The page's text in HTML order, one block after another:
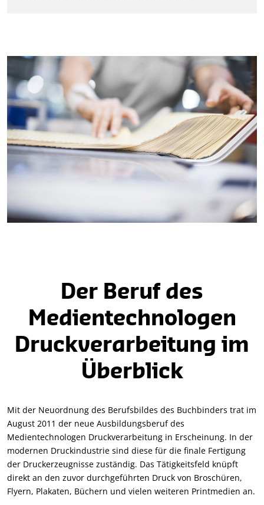
Der Beruf des
Medientechnologen
Druckverarbeitung im
Überblick
Mit der Neuordnung des Berufsbildes des Buchbinders trat im
August 2011 der neue Ausbildungsberuf des
Medientechnologen Druckverarbeitung in Erscheinung. In der
modernen Druckindustrie sind diese für die finale Fertigung
der Druckerzeugnisse zuständig. Das Tätigkeitsfeld knüpft
direkt an den zuvor durchgeführten Druck von Broschüren,
Flyern, Plakaten, Büchern und vielen weiteren Printmedien an.